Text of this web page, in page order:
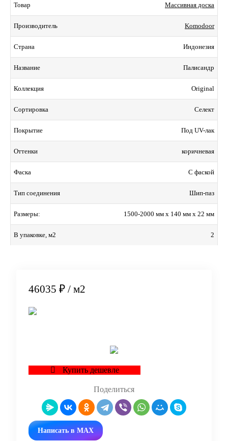
Товар Массивная доска
Производитель Komodoor
Страна Индонезия
Название Палисандр
Коллекция Original
Сортировка Селект
Покрытие Под UV-лак
Оттенки коричневая
Фаска С фаской
Тип соединения Шип-паз
Размеры: 1500-2000 мм x 140 мм x 22 мм
В упаковке, м2 2
46035 ₽ / м2
Купить дешевле
Поделиться
Написать в MAX